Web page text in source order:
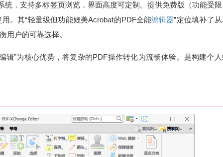
统，支持多标签页浏览，界面高度可定制。提供免费版（功能受
。其“轻量级但功能媲美Acrobat的PDF全能编辑器”定位填补了
用户的可靠选择。
辑”为核心优势，将复杂的PDF操作转化为流畅体验。是构建个